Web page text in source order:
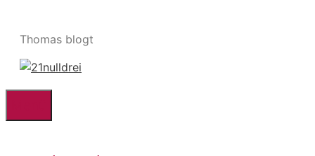
springen
Thomas blogt